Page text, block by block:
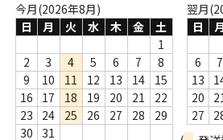
売り切れ
Help
送料
商品の発送
今月(2026年8月)
日
月 火 水 木 金
土
1
2
3 4 5 6 7
8
9
10 11 12 13 14
15
16
17 18 19 20 21
22
23
24 25 26 27 28
29
30
31
翌月
日
月
6
7
13
20
27